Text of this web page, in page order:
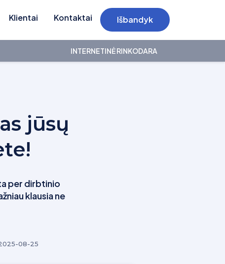
Klientai Kontaktai Išbandyk
INTERNETINĖ RINKODARA
jūsų
per dirbtinio
klausia ne
08-25